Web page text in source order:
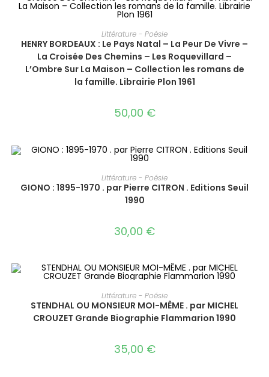
AJOUTER AU PANIER
Littérature - Poésie
HENRY BORDEAUX : ‎Le Pays Natal – La Peur De Vivre –
La Croisée Des Chemins – Les Roquevillard –
L’Ombre Sur La Maison – Collection les romans de
la famille. Librairie Plon 1961
50,00 €
AJOUTER AU PANIER
Littérature - Poésie
GIONO : 1895-1970 . par Pierre CITRON . Editions Seuil
1990
30,00 €
AJOUTER AU PANIER
Littérature - Poésie
STENDHAL OU MONSIEUR MOI-MÊME . par MICHEL
CROUZET Grande Biographie Flammarion 1990
35,00 €